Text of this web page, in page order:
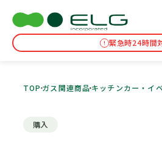
緊急時24時間
TOPガス関連商品キッチンカー・イ
購入